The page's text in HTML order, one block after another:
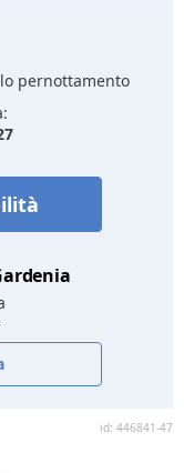
pernottamento
id: 446841-47